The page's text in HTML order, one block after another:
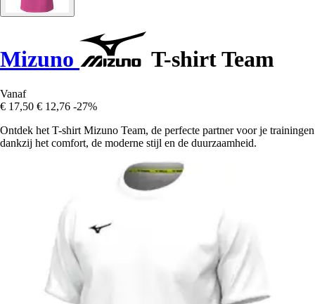
Mizuno T-shirt Team
Vanaf
€ 17,50 € 12,76 -27%
Ontdek het T-shirt Mizuno Team, de perfecte partner voor je trainingen
dankzij het comfort, de moderne stijl en de duurzaamheid.